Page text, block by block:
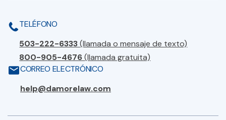
TELÉFONO
503-222-6333(llamada o mensaje de texto)
800-905-4676(llamada gratuita)
CORREO ELECTRÓNICO
help@damorelaw.com